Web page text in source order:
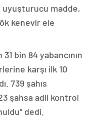
uyuşturucu madde,
kenevir ele
bin 84 yabancının
karşı ilk 10
739 şahıs
şahsa adli kontrol
dedi.